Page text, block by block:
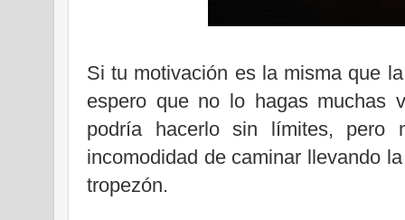
Si tu motivación es la misma que
espero que no lo hagas muchas
podría hacerlo sin límites,
incomodidad de caminar llevando
tropezón.